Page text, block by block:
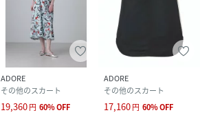
ADORE
その他のスカート
19,360円 60%OFF
ADORE
その他のスカート
17,160円 60%OFF